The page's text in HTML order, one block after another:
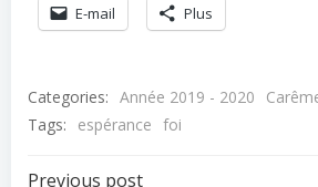
E-mail Plus
Categories: Année 2019 - 2020
Tags:
espérance foi
Previous post